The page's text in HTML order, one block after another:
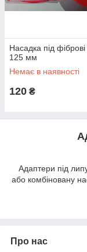
Насадка під фіброві
125 мм
Немає в наявності
120 ₴
Адаптери під
або комбіновану
закріплення на них
наждачні
-повсті
Про нас